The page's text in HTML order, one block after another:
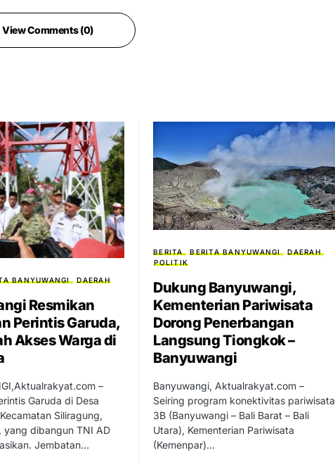
View Comments (0)
BANYUWANGI DAERAH
Resmikan
Perintis Garuda,
Akses Warga di
–
Garuda di Desa
Siliragung,
yang dibangun TNI AD
Jembatan…
BERITA BERITA BANYUWANGI
DAERAH
POLITIK
Dukung Banyuwangi,
Kementerian Pariwisata
Dorong Penerbangan
Langsung Tiongkok –
Banyuwangi
Banyuwangi, Aktualrakyat.com –
Seiring program konektivitas pariwisata
3B (Banyuwangi – Bali Barat – Bali
Utara), Kementerian Pariwisata
(Kemenpar)…